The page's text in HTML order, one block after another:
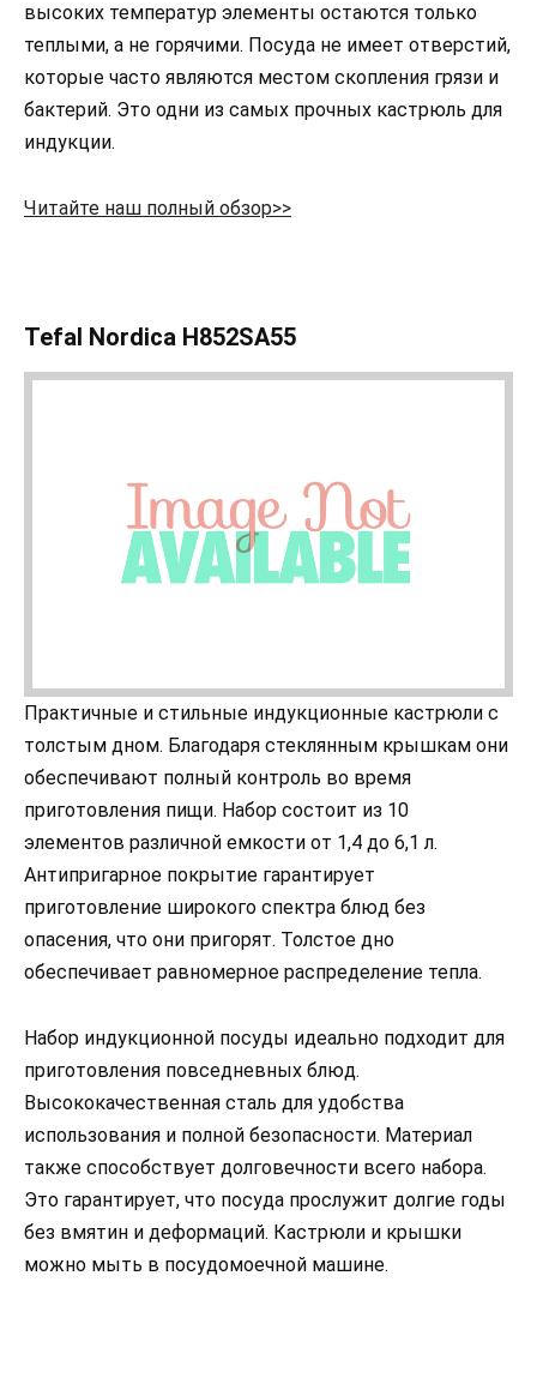
высоких температур элементы остаются только
теплыми, а не горячими. Посуда не имеет отверстий,
которые часто являются местом скопления грязи и
бактерий. Это одни из самых прочных кастрюль для
индукции.
Читайте наш полный обзор>>
Tefal Nordica H852SA55
Практичные и стильные индукционные кастрюли с
толстым дном. Благодаря стеклянным крышкам они
обеспечивают полный контроль во время
приготовления пищи. Набор состоит из 10
элементов различной емкости от 1,4 до 6,1 л.
Антипригарное покрытие гарантирует
приготовление широкого спектра блюд без
опасения, что они пригорят. Толстое дно
обеспечивает равномерное распределение тепла.
Набор индукционной посуды идеально подходит для
приготовления повседневных блюд.
Высококачественная сталь для удобства
использования и полной безопасности. Материал
также способствует долговечности всего набора.
Это гарантирует, что посуда прослужит долгие годы
без вмятин и деформаций. Кастрюли и крышки
можно мыть в посудомоечной машине.